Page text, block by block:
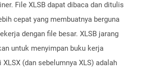
File XLSB dapat dibaca dan ditulis
cepat yang membuatnya berguna
dengan file besar. XLSB jarang
untuk menyimpan buku kerja
XLSX (dan sebelumnya XLS) adalah